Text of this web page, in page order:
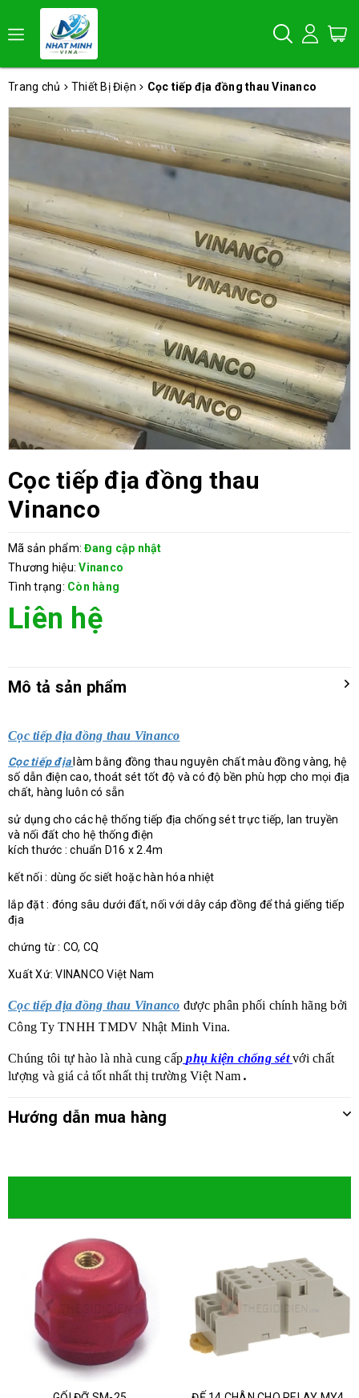
Trang chủ Thiết Bị Điện Cọc tiếp địa đồng thau Vinanco
Cọc tiếp địa đồng thau
Vinanco
Mã sản phẩm: Đang cập nhật
Thương hiệu: Vinanco
Tình trạng: Còn hàng
Liên hệ
Mô tả sản phẩm
Cọc tiếp địa đồng thau Vinanco
Cọc tiếp địa làm bằng đồng thau nguyên chất màu đồng vàng, hệ
số dẫn điện cao, thoát sét tốt độ và có độ bền phù hợp cho mọi địa
chất, hàng luôn có sẵn
sử dụng cho các hệ thống tiếp địa chống sét trực tiếp, lan truyền
và nối đất cho hệ thống điện
kích thước : chuẩn D16 x 2.4m
kết nối : dùng ốc siết hoặc hàn hóa nhiệt
lắp đặt : đóng sâu dưới đất, nối với dây cáp đồng để thả giếng tiếp
địa
chứng từ : CO, CQ
Xuất Xứ: VINANCO Việt Nam
Cọc tiếp địa đồng thau Vinanco được phân phối chính hãng bởi
Công Ty TNHH TMDV Nhật Minh Vina.
Chúng tôi tự hào là nhà cung cấp phụ kiện chống sétvới chất
lượng và giá cả tốt nhất thị trường Việt Nam .
Hướng dẫn mua hàng